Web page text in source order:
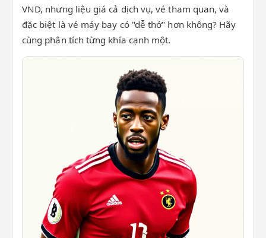
VND, nhưng liệu giá cả dịch vụ, vé tham quan, và
đặc biệt là vé máy bay có "dễ thở" hơn không? Hãy
cùng phân tích từng khía cạnh một.